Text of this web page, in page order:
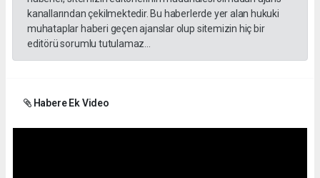
kanallarından çekilmektedir. Bu haberlerde yer alan hukuki
muhataplar haberi geçen ajanslar olup sitemizin hiç bir
editörü sorumlu tutulamaz...
Habere Ek Video